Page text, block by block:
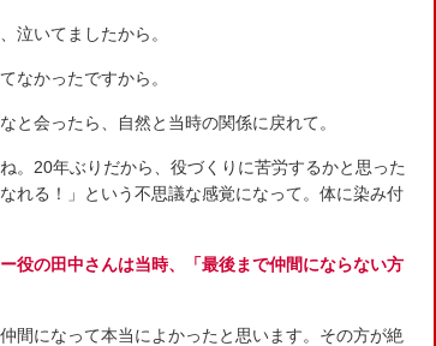
泣いてましたから。
なかったですから。
会ったら、自然と当時の関係に戻れて。
20年ぶりだから、役づくりに苦労するかと思った
れる！」という不思議な感覚になって。体に染み付
役の田中さんは当時、「最後まで仲間にならない方
になって本当によかったと思います。その方が絶